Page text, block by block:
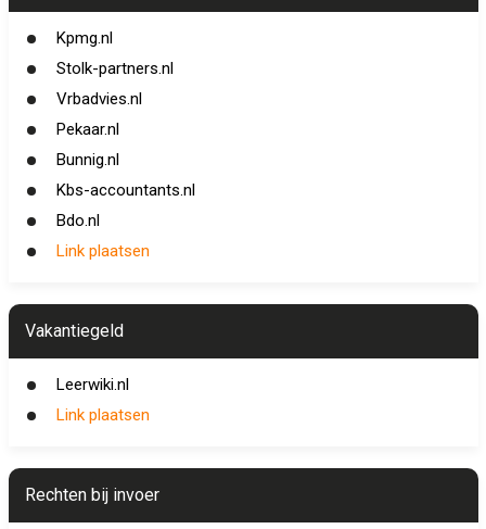
Kpmg.nl
Stolk-partners.nl
Vrbadvies.nl
Pekaar.nl
Bunnig.nl
Kbs-accountants.nl
Bdo.nl
Link plaatsen
Vakantiegeld
Leerwiki.nl
Link plaatsen
Rechten bij invoer